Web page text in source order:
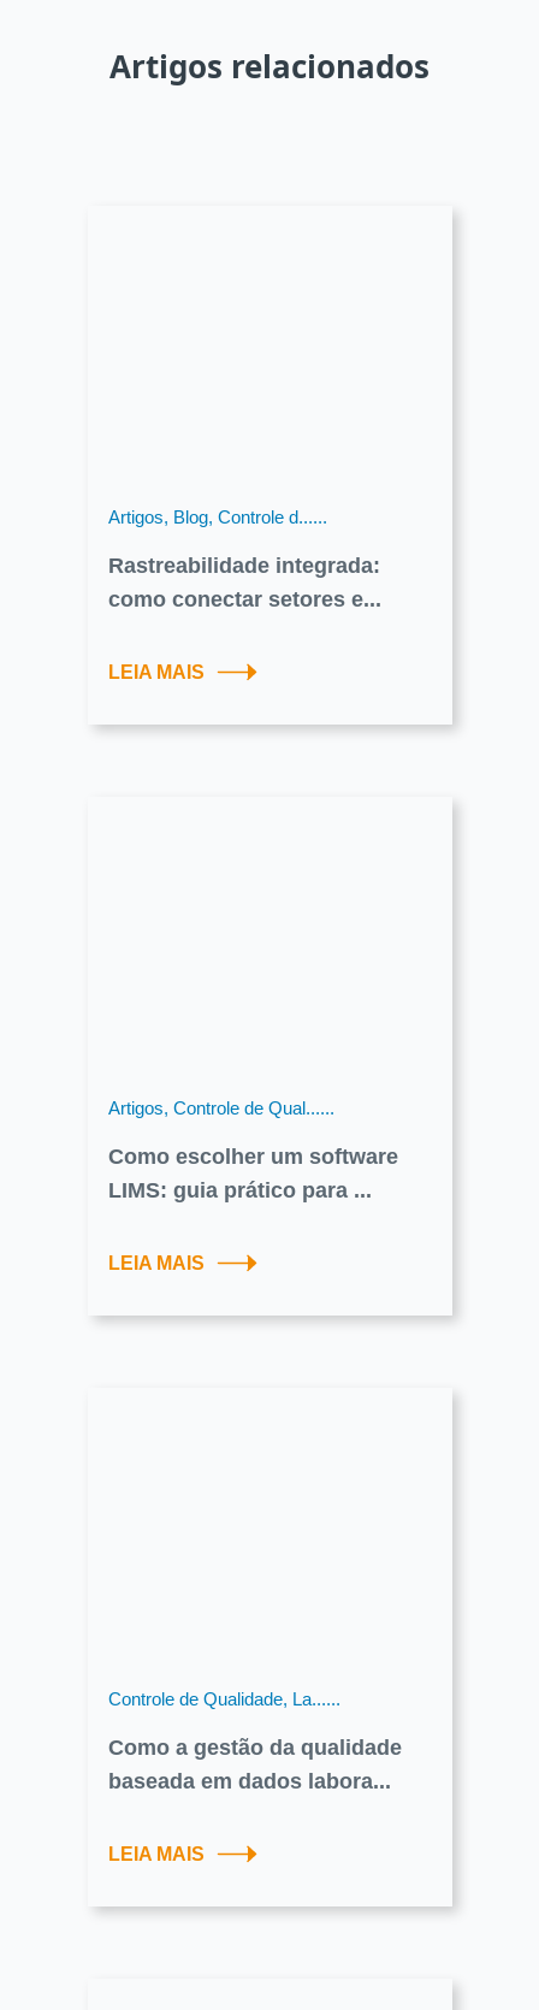
Artigos relacionados
Artigos, Blog, Controle d......
Rastreabilidade integrada:
como conectar setores e...
LEIA MAIS
Artigos, Controle de Qual......
Como escolher um software
LIMS: guia prático para ...
LEIA MAIS
Controle de Qualidade, La......
Como a gestão da qualidade
baseada em dados labora...
LEIA MAIS